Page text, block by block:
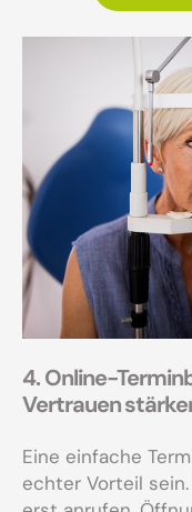
4. Online-
Vertrauen
Eine einfache
echter Vorteil